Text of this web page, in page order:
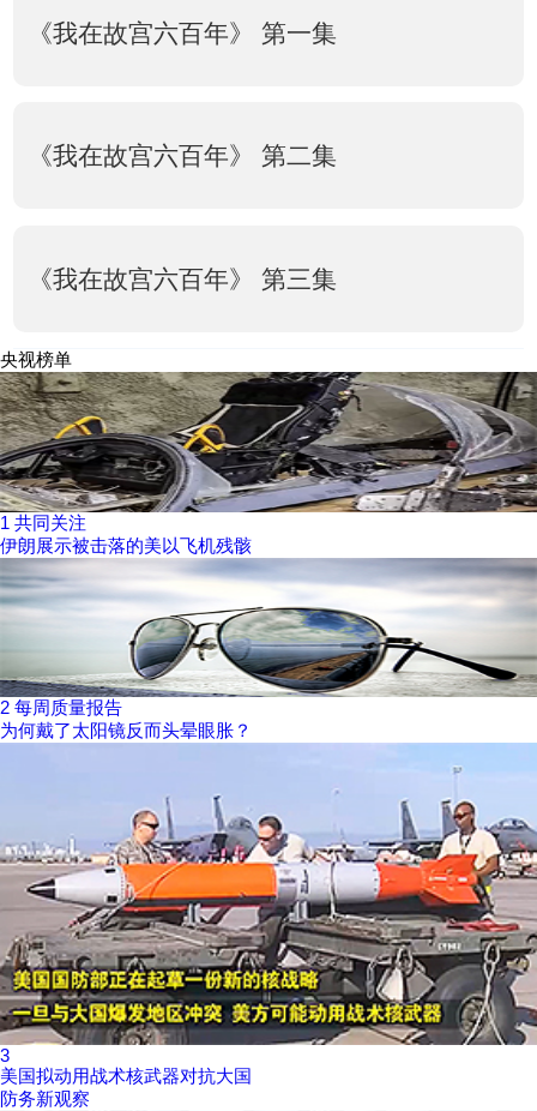
《我在故宫六百年》 第一集
《我在故宫六百年》 第二集
《我在故宫六百年》 第三集
央视榜单
1 共同关注
伊朗展示被击落的美以飞机残骸
2 每周质量报告
为何戴了太阳镜反而头晕眼胀？
3
美国拟动用战术核武器对抗大国
防务新观察